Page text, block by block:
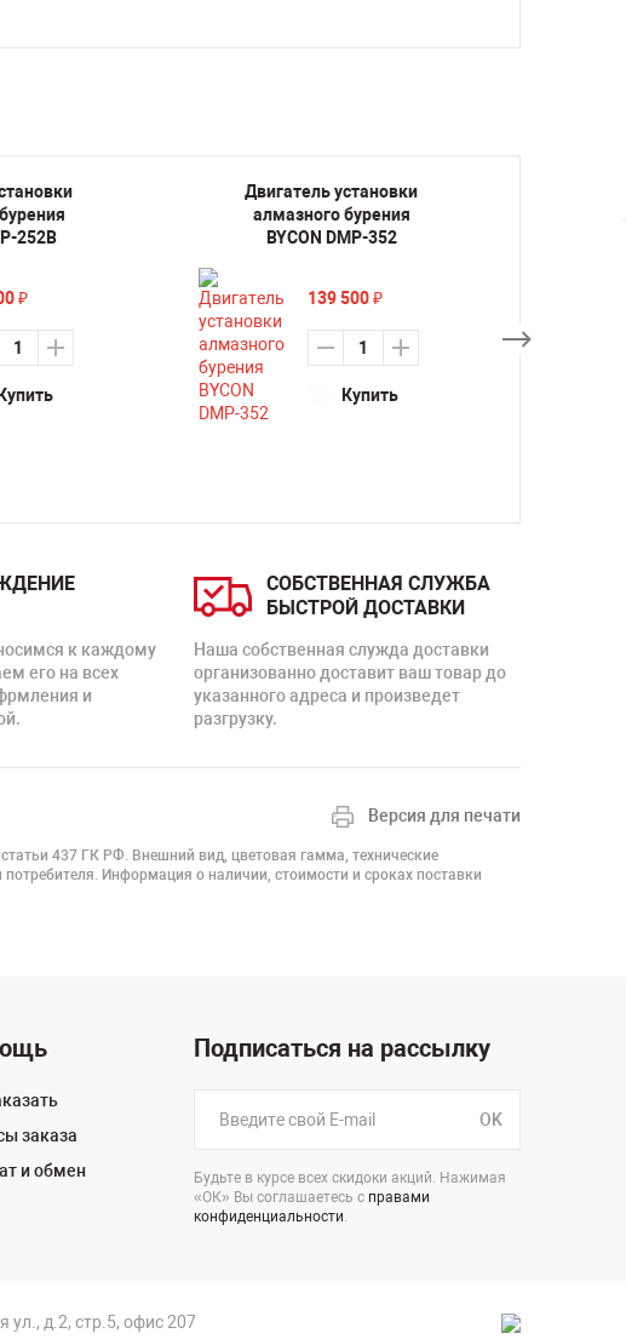
252B
₽
Двигатель установки
алмазного бурения
BYCON DMP-352
139 500 ₽
Купить
к каждому
его на всех
и
СОБСТВЕННАЯ СЛУЖБА
БЫСТРОЙ ДОСТАВКИ
Наша собственная служда доставки
организованно доставит ваш товар до
указанного адреса и произведет
разгрузку.
Версия для печати
437 ГК РФ. Внешний вид, цветовая гамма, технические
Информация о наличии, стоимости и сроках поставки
заказа
и обмен
Подписаться на рассылку
OK
Будьте в курсе всех скидоки акций. Нажимая
«ОК» Вы соглашаетесь с правами
конфиденциальности.
ул., д.2, стр.5, офис 207